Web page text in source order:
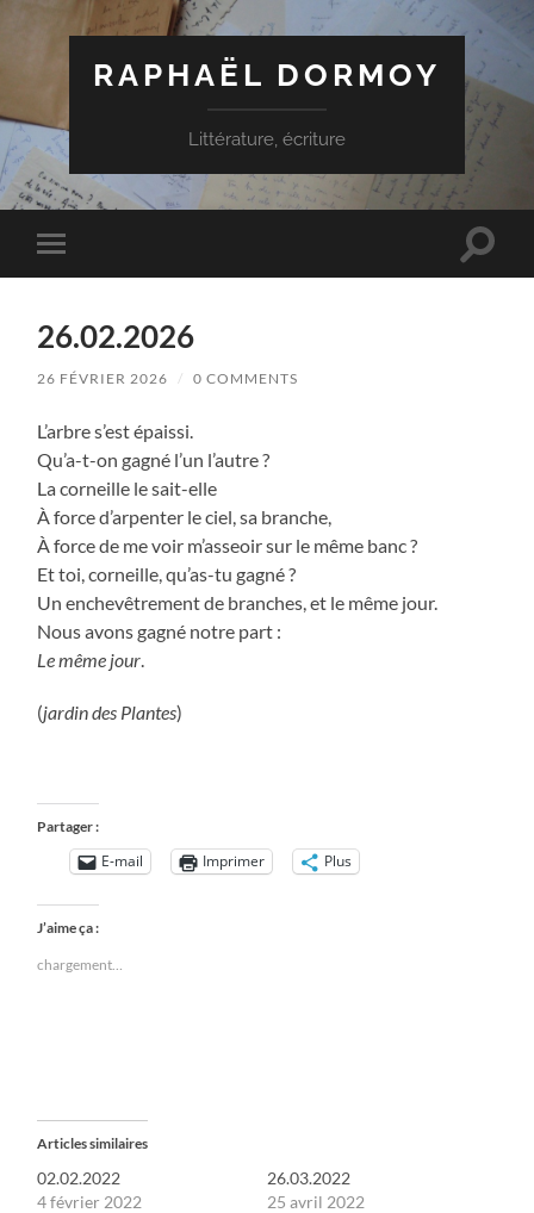
RAPHAËL DORMOY
Littérature, écriture
Toggle
mobile
Toggle
26.02.2026
26 FÉVRIER 2026 / 0 COMMENTS
L’arbre s’est épaissi.
Qu’a-t-on gagné l’un l’autre ?
La corneille le sait-elle
À force d’arpenter le ciel, sa branche,
À force de me voir m’asseoir sur le même banc ?
Et toi, corneille, qu’as-tu gagné ?
Un enchevêtrement de branches, et le même jour.
Nous avons gagné notre part :
Le même jour
(jardin des Plantes)
Partager :
E-mail Imprimer Plus
J’aime ça :
chargement…
Articles similaires
02.02.2022
4 février 2022
26.03.2022
25 avril 2022